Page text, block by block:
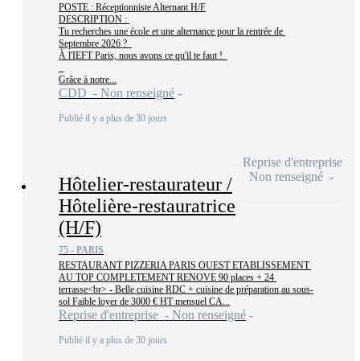
POSTE : Réceptionniste Alternant H/F
DESCRIPTION :
Tu recherches une école et une alternance pour la rentrée de
Septembre 2026 ?
À l'IEFT Paris, nous avons ce qu'il te faut !
Grâce à notre...
CDD - Non renseigné
Publié il y a plus de 30 jours
Hôtelier-restaurateur /
Hôtelière-restauratrice
(H/F)
75 - PARIS
RESTAURANT PIZZERIA PARIS OUEST ETABLISSEMENT
AU TOP COMPLETEMENT RENOVE 90 places + 24
terrasse<br> - Belle cuisine RDC + cuisine de préparation au sous-
sol Faible loyer de 3000 € HT mensuel CA...
Reprise d'entreprise - Non renseigné
Publié il y a plus de 30 jours
Reprise d'entreprise
Non renseigné